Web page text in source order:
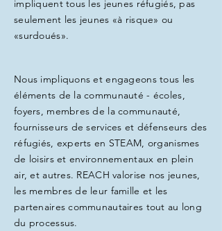
impliquent tous les jeunes réfugiés, pas
seulement les jeunes «à risque» ou
«surdoués».
Nous impliquons et engageons tous les
éléments de la communauté - écoles,
foyers, membres de la communauté,
fournisseurs de services et défenseurs des
réfugiés, experts en STEAM, organismes
de loisirs et environnementaux en plein
air, et autres. REACH valorise nos jeunes,
les membres de leur famille et les
partenaires communautaires tout au long
du processus.